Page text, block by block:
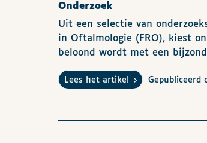
Onderzoek
Uit een selectie van
in Oftalmologie (FRO), kiest
beloond wordt met een
Lees het artikel Gepubliceerd